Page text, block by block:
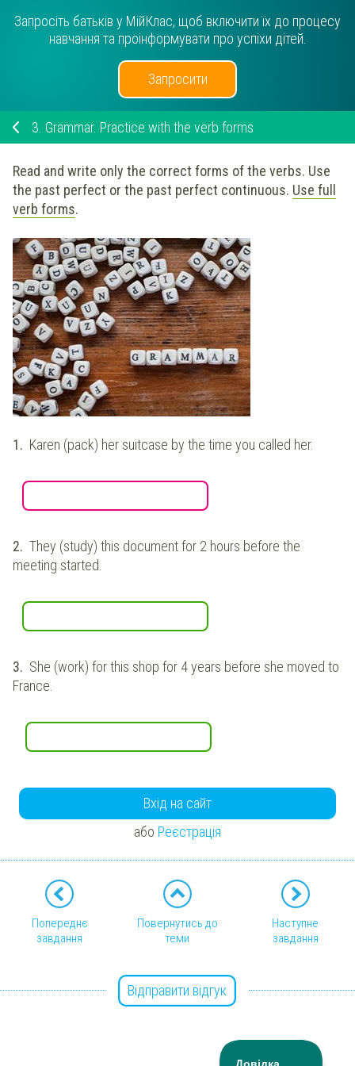
Запросіть батьків у МійКлас, щоб включити їх до процесу
навчання та проінформувати про успіхи дітей.
Запросити
3. Grammar. Practice with the verb forms
Read and write only the correct forms of the verbs. Use
the past perfect or the past perfect continuous. Use full
verb forms.
1. Karen (pack) her suitcase by the time you called her.
2. They (study) this document for 2 hours before the
meeting started.
3. She (work) for this shop for 4 years before she moved to
France.
Вхід на сайт
або Реєстрація
Попереднє
завдання
Повернутись до
теми
Наступне
завдання
Відправити відгук